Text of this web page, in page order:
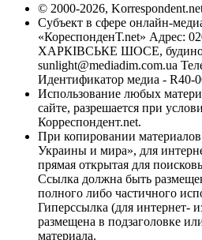
© 2000-2026,
Субъект в сфере онлайн-
«КореспонденТ.net» Адрес:
ХАРКІВСЬКЕ ШОСЕ, будинок
sunlight@mediadim.com.ua
Идентификатор медиа - R40-
Использование любых
сайте, разрешается при
Корреспондент.net.
При копировании
Украины и мира», для
прямая открытая для
Ссылка должна быть
полного либо частичного
Гиперссылка (для интернет-
размещена в подзаголовке
материала.